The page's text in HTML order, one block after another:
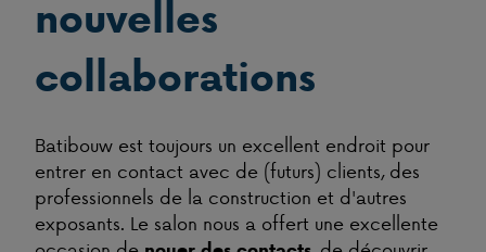
nouvelles
collaborations
Batibouw est toujours un excellent endroit pour
entrer en contact avec de (futurs) clients, des
professionnels de la construction et d'autres
exposants. Le salon nous a offert une excellente